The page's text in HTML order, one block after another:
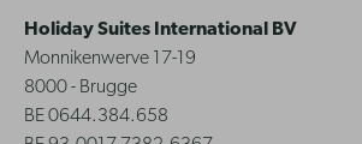
Holiday Suites International BV
Monnikenwerve 17-19
8000 - Brugge
BE 0644.384.658